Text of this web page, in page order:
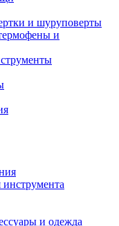
и шуруповерты
и
и одежда